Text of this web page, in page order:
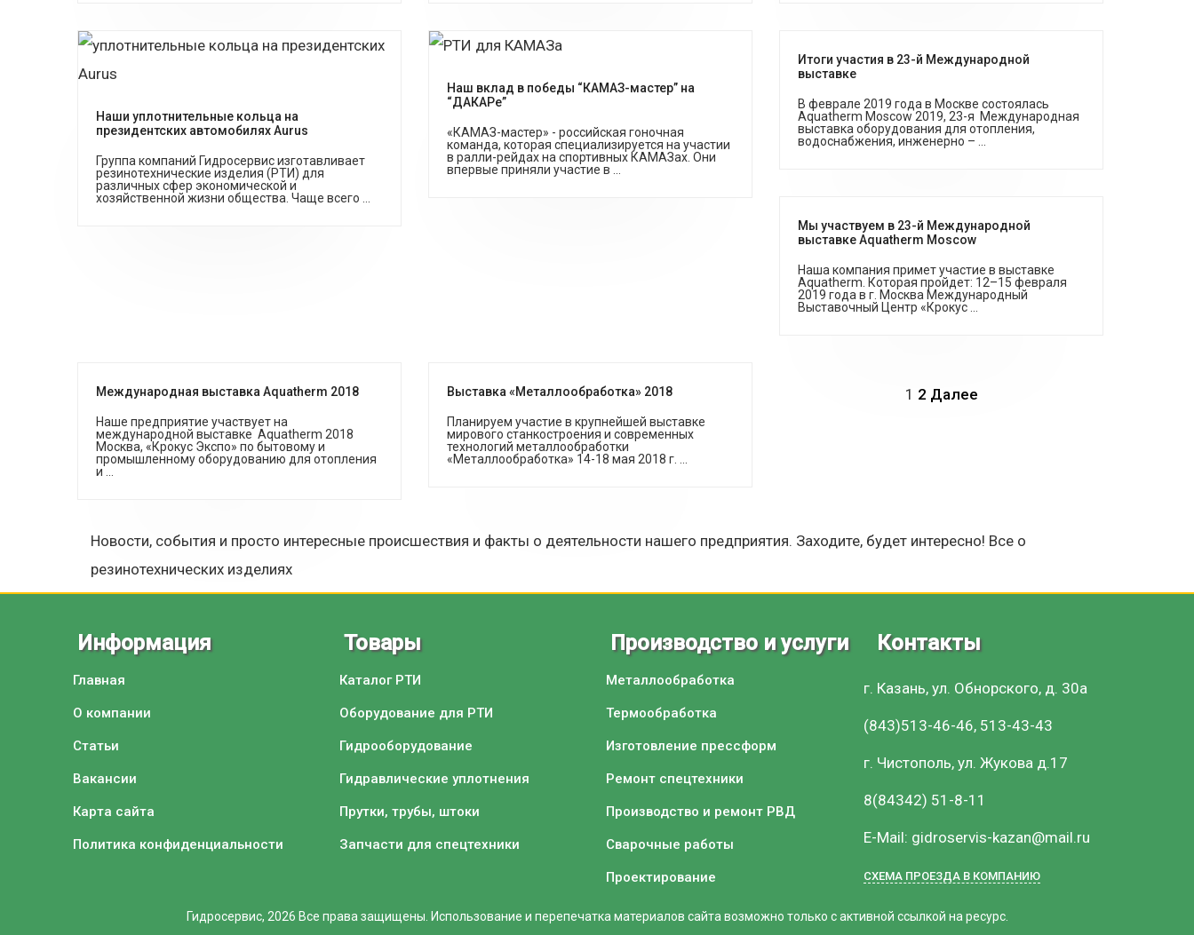
Наши уплотнительные кольца на
президентских автомобилях Aurus
Группа компаний Гидросервис изготавливает
резинотехнические изделия (РТИ) для
различных сфер экономической и
хозяйственной жизни общества. Чаще всего ...
Наш вклад в победы “КАМАЗ-мастер” на
“ДАКАРе”
«КАМАЗ-мастер» - российская гоночная
команда, которая специализируется на участии
в ралли-рейдах на спортивных КАМАЗах. Они
впервые приняли участие в ...
Итоги участия в 23-й Международной
выставке
В феврале 2019 года в Москве состоялась
Aquatherm Moscow 2019, 23-я Международная
выставка оборудования для отопления,
водоснабжения, инженерно – ...
Мы участвуем в 23-й Международной
выставке Aquatherm Moscow
Наша компания примет участие в выставке
Aquatherm. Которая пройдет: 12–15 февраля
2019 года в г. Москва Международный
Выставочный Центр «Крокус ...
Международная выставка Aquatherm 2018
Наше предприятие участвует на
международной выставке Aquatherm 2018
Москва, «Крокус Экспо» по бытовому и
промышленному оборудованию для отопления
и ...
Выставка «Металлообработка» 2018
Планируем участие в крупнейшей выставке
мирового станкостроения и современных
технологий металлообработки
«Металлообработка» 14-18 мая 2018 г. ...
Пагинация
1 2 Далее
Новости, события и просто интересные происшествия и факты о деятельности нашего предприятия. Заходите, будет интересно! Все о
резинотехнических изделиях
Информация
Главная
О компании
Статьи
Вакансии
Карта сайта
Политика конфиденциальности
Товары
Каталог РТИ
Оборудование для РТИ
Гидрооборудование
Гидравлические уплотнения
Прутки, трубы, штоки
Запчасти для спецтехники
Производство и услуги
Металлообработка
Термообработка
Изготовление прессформ
Ремонт спецтехники
Производство и ремонт РВД
Сварочные работы
Проектирование
Контакты
г. Казань, ул. Обнорского, д. 30а
(843)513-46-46, 513-43-43
г. Чистополь, ул. Жукова д.17
8(84342) 51-8-11
E-Mail: gidroservis-kazan@mail.ru
СХЕМА ПРОЕЗДА В КОМПАНИЮ
Гидросервис, 2026 Все права защищены. Использование и перепечатка материалов сайта возможно только с активной ссылкой на ресурс.